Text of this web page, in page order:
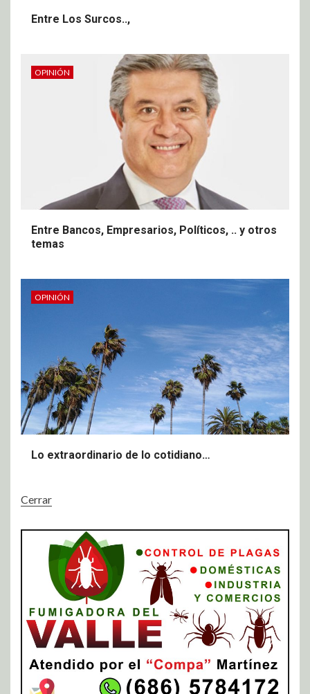
Entre Los Surcos..,
OPINIÓN
Entre Bancos, Empresarios, Políticos, .. y otros
temas
OPINIÓN
Lo extraordinario de lo cotidiano…
Cerrar